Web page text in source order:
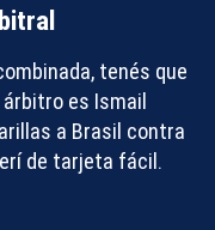
tenés que
es Ismail
a Brasil contra
de tarjeta fácil.